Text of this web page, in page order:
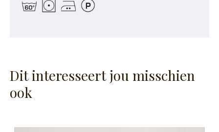
Dit interesseert jou misschien
ook